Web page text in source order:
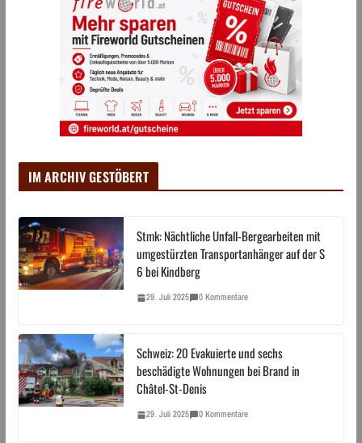
IM ARCHIV GESTÖBERT
Stmk: Nächtliche Unfall-Bergearbeiten mit
umgestürzten Transportanhänger auf der S
6 bei Kindberg
29. Juli 2025 0 Kommentare
Schweiz: 20 Evakuierte und sechs
beschädigte Wohnungen bei Brand in
Châtel-St-Denis
29. Juli 2025 0 Kommentare